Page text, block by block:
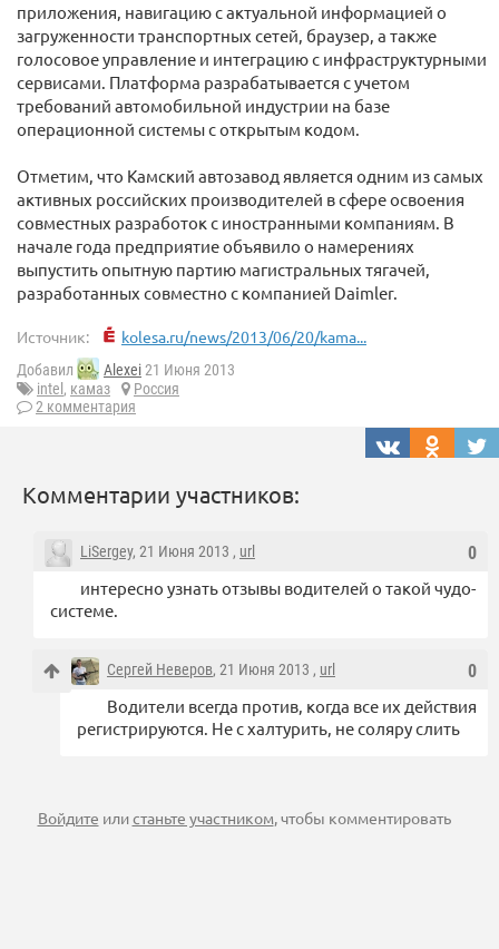
приложения, навигацию с актуальной информацией о
загруженности транспортных сетей, браузер, а также
голосовое управление и интеграцию с инфраструктурными
сервисами. Платформа разрабатывается с учетом
требований автомобильной индустрии на базе
операционной системы с открытым кодом.
Отметим, что Камский автозавод является одним из самых
активных российских производителей в сфере освоения
совместных разработок с иностранными компаниям. В
начале года предприятие объявило о намерениях
выпустить опытную партию магистральных тягачей,
разработанных совместно с компанией Daimler.
Источник: kolesa.ru/news/2013/06/20/kama...
Добавил Alexei21 Июня 2013
intel , камаз
Россия
2 комментария
Комментарии участников:
0
LiSergey, 21 Июня 2013 , url
интересно узнать отзывы водителей о такой чудо-
системе.
0
Сергей Неверов, 21 Июня 2013 , url
Водители всегда против, когда все их действия
регистрируются. Не с халтурить, не соляру слить
Войдите илистаньте участником, чтобы комментировать